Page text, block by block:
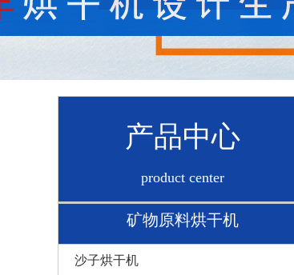
产品中心
product center
矿物原料烘干机
沙子烘干机